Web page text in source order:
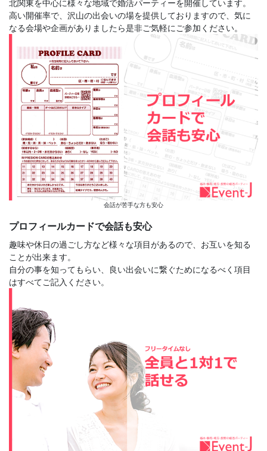
北関東を中心に様々な地域で婚活パーティーを開催しています。
高い開催率で、沢山の出会いの場を提供しておりますので、気に
なる会場や企画がありましたら是非ご気軽にご参加ください。
会話が苦手な方も安心
プロフィールカードで会話も安心
趣味や休日の過ごし方など様々な項目があるので、お互いを知る
ことが出来ます。
自分の事を知ってもらい、良い出会いに繋ぐためになるべく項目
はすべてご記入ください。